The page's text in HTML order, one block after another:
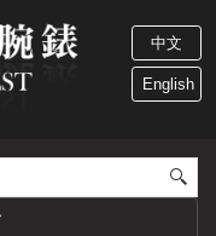
中文
English